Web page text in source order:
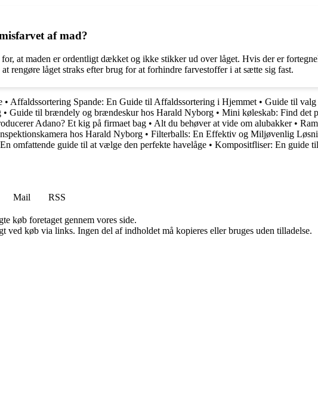
af mad?
at maden er ordentligt dækket og ikke stikker ud over låget. Hvis der er
rengøre låget straks efter brug for at forhindre farvestoffer i at sætte sig fast.
• Affaldssortering Spande: En Guide til Affaldssortering i Hjemmet • Guide til valg
• Guide til brændely og brændeskur hos Harald Nyborg • Mini køleskab: Find det
Adano? Et kig på firmaet bag • Alt du behøver at vide om alubakker•
hos Harald Nyborg • Filterballs: En Effektiv og Miljøvenlig
omfattende guide til at vælge den perfekte havelåge • Kompositfliser: En guide
Mail
RSS
køb foretaget gennem vores side.
køb via links. Ingen del af indholdet må kopieres eller bruges uden tilladelse.